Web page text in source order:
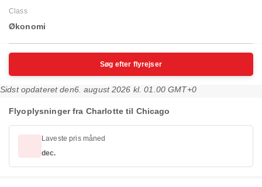
Class
Økonomi
Søg efter flyrejser
Sidst opdateret den6. august 2026 kl. 01.00 GMT+0
Flyoplysninger fra Charlotte til Chicago
Laveste pris måned
dec.